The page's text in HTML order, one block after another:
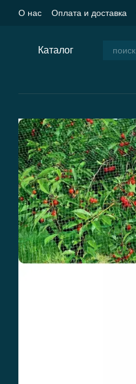
Перейти к основному контенту
О нас Оплата и доставка
Каталог